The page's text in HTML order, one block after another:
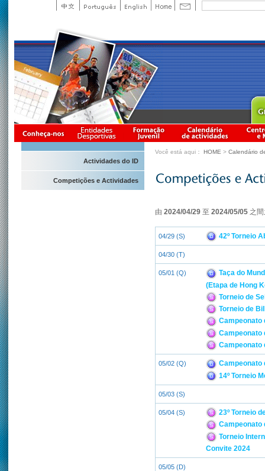
Actividades do ID
Competições e Actividades
Você está aqui： HOME > Calendário
由 2024/04/29 至 2024/05/05 之
04/29 (S) 42º Torneio
04/30 (T)
05/01 (Q)
Taça do
(Etapa de Hong
Torneio de
Torneio de
Campeonato
Campeonato
Campeonato
05/02 (Q)
Campeonato
14º Torneio
05/03 (S)
05/04 (S)
23º Torneio
Campeonato
Torneio
Convite 2024
05/05 (D)